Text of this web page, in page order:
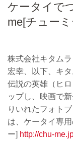
ケータイで
me[チュー
株式会社キタム
宏幸、以下、キ
伝説の英雄（ヒ
ップし、映画で
りいれたフォト
は、ケータイ専
ー] http://chu-